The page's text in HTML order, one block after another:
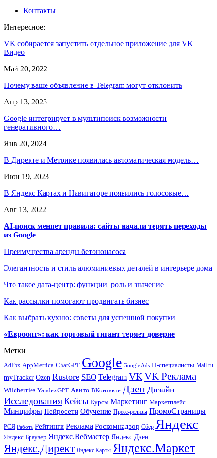
Контакты
Интересное:
VK собирается запустить отдельное приложение для VK
Видео
Май 20, 2022
Почему ваше объявление в Telegram могут отклонить
Апр 13, 2023
Google интегрирует в мультипоиск возможности
генеративного…
Янв 20, 2024
В Директе и Метрике появилась автоматическая модель…
Июн 19, 2023
В Яндекс Картах и Навигаторе появились голосовые…
Авг 13, 2022
AI-поиск меняет правила: сайты начали терять переходы
из Google
Преимущества аренды бетононасоса
Элегантность и стиль алюминиевых деталей в интерьере дома
Что такое дата-центр: функции, роль и значение
Как рассылки помогают продвигать бизнес
Как выбрать кухню: советы для успешной покупки
«Евроопт»: как торговый гигант теряет доверие
Метки
AdFox AppMetrica ChatGPT Google Google Ads IT-специалисты Mail.ru
myTracker Ozon Rustore SEO Telegram VKVK Реклама
Wildberries YandexGPT Авито ВКонтакте Дзен Дизайн
ИсследованияКейсы Курсы Маркетинг Маркетплейс
Минцифры Нейросети Обучение Пресс-релизы ПромоСтраницы
РСЯ Работа Рейтинги Реклама Роскомнадзор Сбер Яндекс
Яндекс.Браузер Яндекс.Вебмастер Яндекс.Дзен
Яндекс.Директ Яндекс.Карты Яндекс.Маркет